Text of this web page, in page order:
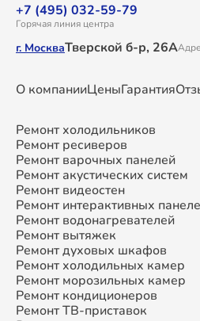
+7 (495) 032-59-79
Горячая линия центра
г. МоскваТверской б-р, 26А
О компанииЦеныГарантия
Ремонт холодильников
Ремонт ресиверов
Ремонт варочных панелей
Ремонт акустических систем
Ремонт видеостен
Ремонт интерактивных
Ремонт водонагревателей
Ремонт вытяжек
Ремонт духовых шкафов
Ремонт холодильных камер
Ремонт морозильных камер
Ремонт кондиционеров
Ремонт ТВ-приставок